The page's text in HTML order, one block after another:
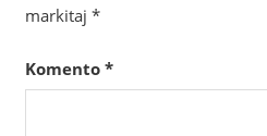
markitaj *
Komento *